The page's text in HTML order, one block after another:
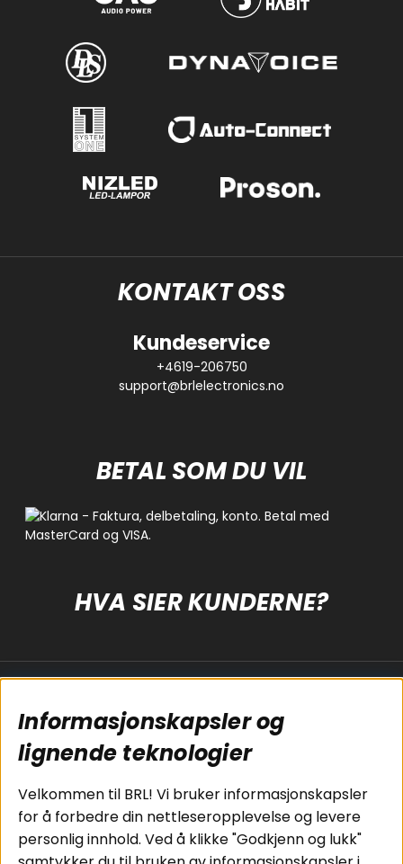
KONTAKT OSS
Kundeservice
+4619-206750
support@brlelectronics.no
BETAL SOM DU VIL
HVA SIER KUNDERNE?
Koblingsguide for
subwoofers
Tilkobling av
bilforsterker
Koblingsguide for
midbasser
Cookies
Kjøpsvilkår
Personvernpolicy
Service / Garanti /
Retur
Informasjonskapsler og
lignende teknologier
Velkommen til BRL! Vi bruker informasjonskapsler
for å forbedre din nettleseropplevelse og levere
personlig innhold. Ved å klikke "Godkjenn og lukk"